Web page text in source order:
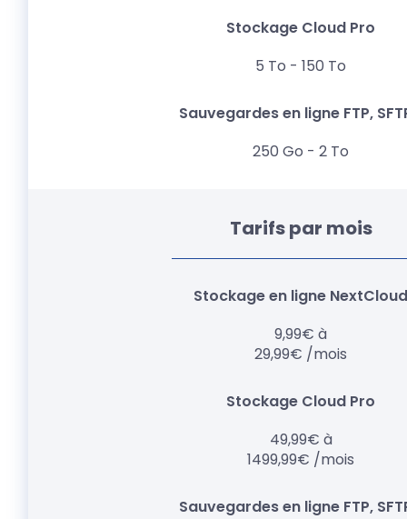
5 To - 150 To
250 Go - 2 To
Tarifs par mois
9,99€ à
29,99€ /mois
49,99€ à
1499,99€ /mois